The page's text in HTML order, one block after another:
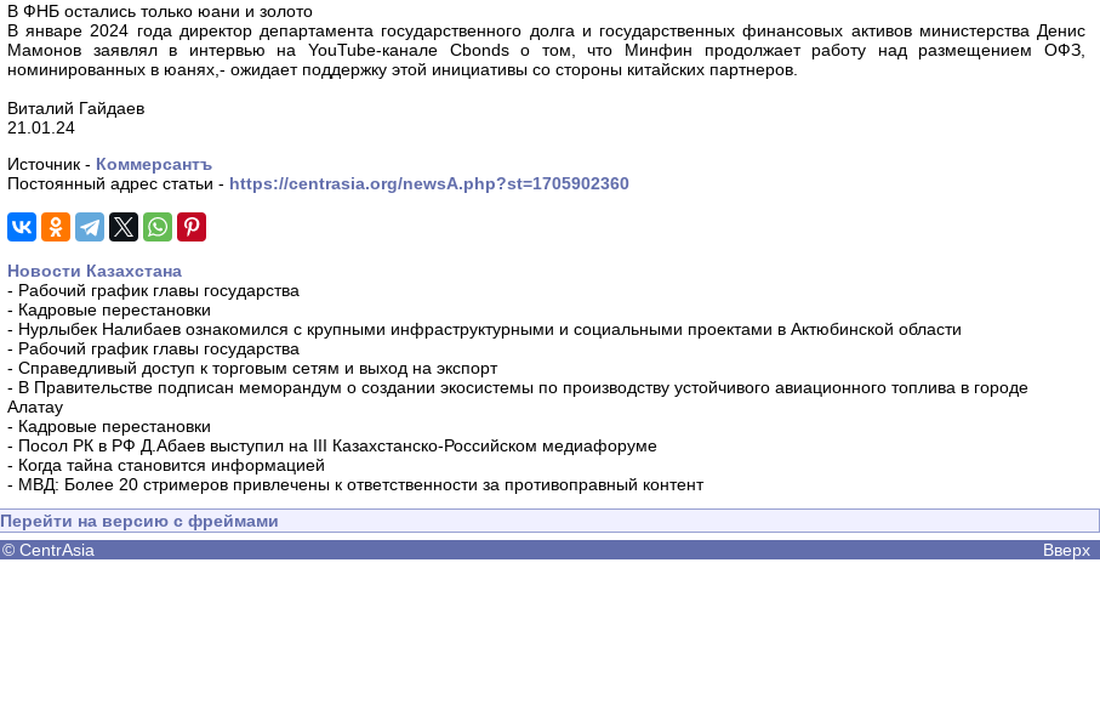
В ФНБ остались только юани и золото
В январе 2024 года директор департамента государственного долга и государственных финансовых активов министерства Денис
Мамонов заявлял в интервью на YouTube-канале Cbonds о том, что Минфин продолжает работу над размещением ОФЗ,
номинированных в юанях,- ожидает поддержку этой инициативы со стороны китайских партнеров.
Виталий Гайдаев
21.01.24
Источник - Коммерсантъ
Постоянный адрес статьи - https://centrasia.org/newsA.php?st=1705902360
Новости Казахстана
- Рабочий график главы государства
- Кадровые перестановки
- Нурлыбек Налибаев ознакомился с крупными инфраструктурными и социальными проектами в Актюбинской области
- Рабочий график главы государства
- Справедливый доступ к торговым сетям и выход на экспорт
- В Правительстве подписан меморандум о создании экосистемы по производству устойчивого авиационного топлива в городе
Алатау
- Кадровые перестановки
- Посол РК в РФ Д.Абаев выступил на III Казахстанско-Российском медиафоруме
- Когда тайна становится информацией
- МВД: Более 20 стримеров привлечены к ответственности за противоправный контент
Перейти на версию с фреймами
© CentrAsia Вверх